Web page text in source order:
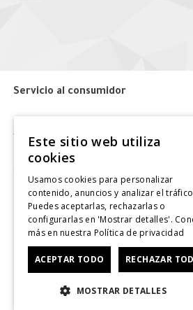
Servicio al consumidor
Tiendas
Contáctanos
Giftcard
Solicitar Factura
CyberDay
Este sitio web utiliza
cookies
Usamos cookies para personalizar
contenido, anuncios y analizar el
Puedes aceptarlas, rechazarlas o
configurarlas en 'Mostrar detalles'.
más en nuestra Política de privacidad
ACEPTAR TODO RECHAZAR
MOSTRAR DETALLES